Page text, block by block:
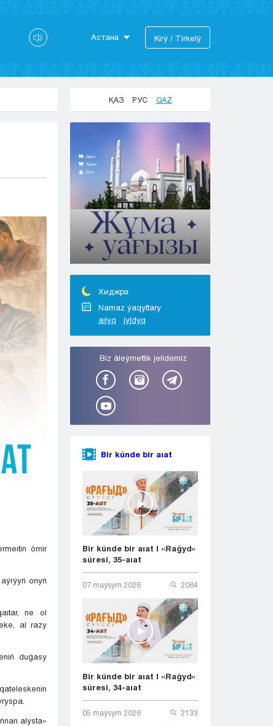
Астана
Aktobe
Jezkazgan
Karaganda
Kokshetaý
Kostanaı
Kyzylorda
Pavlodar
Petropavlovsk
Semeı
Taldykorgan
Taraz
Týrkestan
Ýralsk
Ýst-Kamenogorsk
Shymkent
Kіrý / Tіrkelý
ҚАЗ РУС QAZ
ómir
onyń
ne ol
al razy
duǵasy
alysta»
Хиджра
Namaz ýaqyttary
aılyq
jyldyq
Bіz áleýmettіk jelіdemіz
Bir kúnde bir aıat
Bir kúnde bir aıat | «Raǵyd»
súresi, 35-aıat
07 maýsym 2026 2064
Bir kúnde bir aıat | «Raǵyd»
súresi, 34-aıat
05 maýsym 2026 2133